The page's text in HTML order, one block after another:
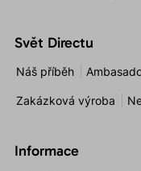
Svět Directu
Náš příběh
Zakázková výroba
Informace